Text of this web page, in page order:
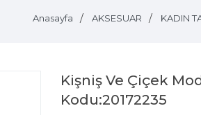
Anasayfa AKSESUAR KADIN
Kişniş Ve Çiçek
Kodu:20172235